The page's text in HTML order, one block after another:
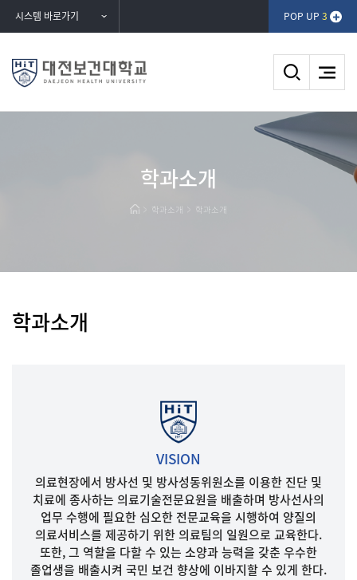
건너뛰기시스템 바로가기 POP UP 3
대전보건대학교학과소개
학과소개 학과소개
학과소개
VISION
의료현장에서 방사선 및 방사성동위원소를 이용한 진단 및
치료에 종사하는 의료기술전문요원을 배출하며 방사선사의
업무 수행에 필요한 심오한 전문교육을 시행하여 양질의
의료서비스를 제공하기 위한 의료팀의 일원으로 교육한다.
또한, 그 역할을 다할 수 있는 소양과 능력을 갖춘 우수한
졸업생을 배출시켜 국민 보건 향상에 이바지할 수 있게 한다.